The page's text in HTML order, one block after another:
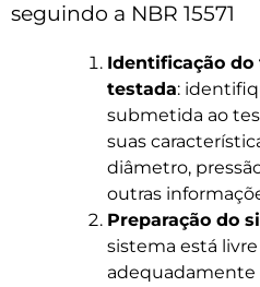
seguindo a NBR 15571
Identificação
testada:
submetida ao
suas
diâmetro,
outras
Preparação do
sistema está
adequadamente